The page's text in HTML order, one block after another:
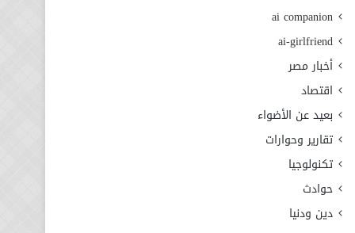
ai companion
ai-girlfriend
أخبار مصر
اقتصاد
بعيد عن الأضواء
تقارير وحوارات
تكنولوجيا
حوادث
دين ودنيا